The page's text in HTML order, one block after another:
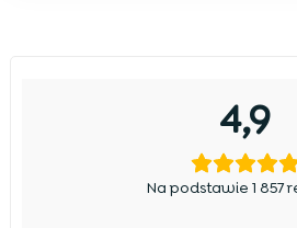
4,9
Na podstawie 1 857